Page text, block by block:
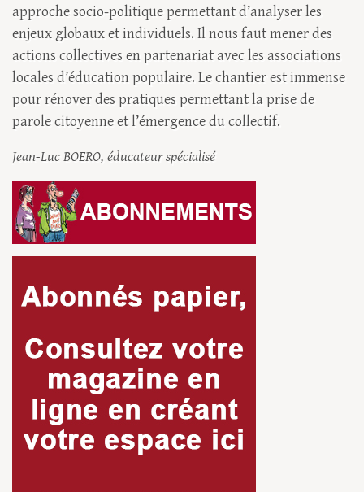
approche socio-politique permettant d’analyser les
enjeux globaux et individuels. Il nous faut mener des
actions collectives en partenariat avec les associations
locales d’éducation populaire. Le chantier est immense
pour rénover des pratiques permettant la prise de
parole citoyenne et l’émergence du collectif.
Jean-Luc BOERO, éducateur spécialisé